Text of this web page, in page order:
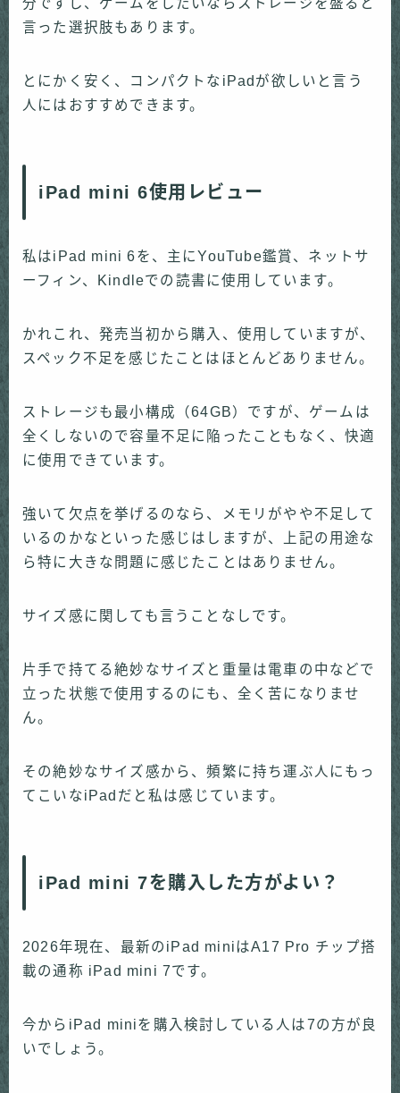
分ですし、ゲームをしたいならストレージを盛ると
言った選択肢もあります。
とにかく安く、コンパクトなiPadが欲しいと言う
人にはおすすめできます。
iPad mini 6使用レビュー
私はiPad mini 6を、主にYouTube鑑賞、ネットサ
ーフィン、Kindleでの読書に使用しています。
かれこれ、発売当初から購入、使用していますが、
スペック不足を感じたことはほとんどありません。
ストレージも最小構成（64GB）ですが、ゲームは
全くしないので容量不足に陥ったこともなく、快適
に使用できています。
強いて欠点を挙げるのなら、メモリがやや不足して
いるのかなといった感じはしますが、上記の用途な
ら特に大きな問題に感じたことはありません。
サイズ感に関しても言うことなしです。
片手で持てる絶妙なサイズと重量は電車の中などで
立った状態で使用するのにも、全く苦になりませ
ん。
その絶妙なサイズ感から、頻繁に持ち運ぶ人にもっ
てこいなiPadだと私は感じています。
iPad mini 7を購入した方がよい？
2026年現在、最新のiPad miniはA17 Pro チップ搭
載の通称 iPad mini 7です。
今からiPad miniを購入検討している人は7の方が良
いでしょう。